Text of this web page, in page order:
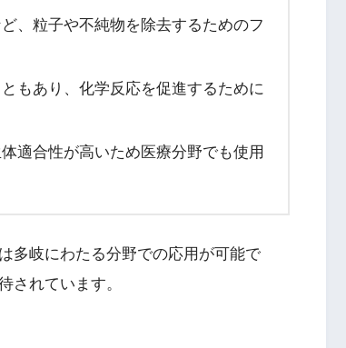
、粒子や不純物を除去するためのフ
もあり、化学反応を促進するために
適合性が高いため医療分野でも使用
多岐にわたる分野での応用が可能で
されています。